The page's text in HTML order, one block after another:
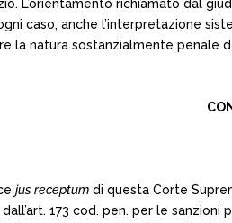
L’orientamento richiamato dal
caso, anche l’interpretazione
la natura sostanzialmente penale
jus receptum di questa Corte
173 cod. pen. per le